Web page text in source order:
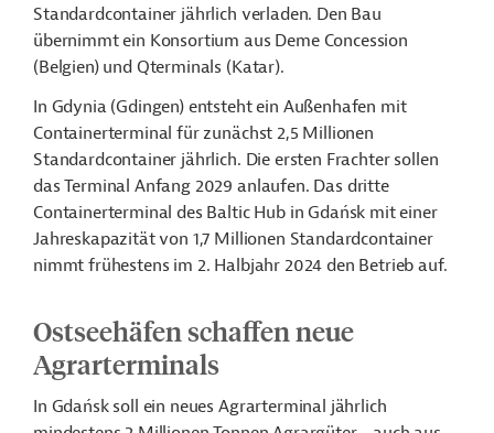
Standardcontainer jährlich verladen. Den Bau
übernimmt ein Konsortium aus Deme Concession
(Belgien) und Qterminals (Katar).
In Gdynia (Gdingen) entsteht ein Außenhafen mit
Containerterminal für zunächst 2,5 Millionen
Standardcontainer jährlich. Die ersten Frachter sollen
das Terminal Anfang 2029 anlaufen. Das dritte
Containerterminal des Baltic Hub inGdańsk mit einer
Jahreskapazität von 1,7 Millionen Standardcontainer
nimmt frühestens im 2. Halbjahr 2024 den Betrieb auf.
Ostseehäfen schaffen neue
Agrarterminals
In Gdańsk soll ein neues Agrarterminal jährlich